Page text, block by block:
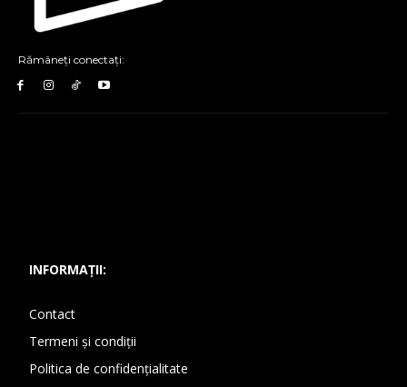
Rămâneți conectați:
INFORMAȚII:
Contact
Termeni și condiții
Politica de confidențialitate